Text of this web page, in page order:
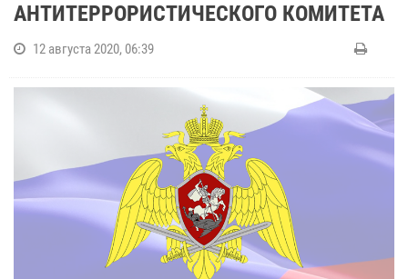
АНТИТЕРРОРИСТИЧЕСКОГО КОМИТЕТА
12 августа 2020, 06:39